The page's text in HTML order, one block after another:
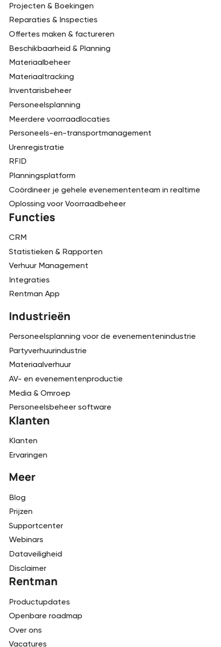
Projecten & Boekingen
Reparaties & Inspecties
Offertes maken & factureren
Beschikbaarheid & Planning
Materiaalbeheer
Materiaaltracking
Inventarisbeheer
Personeelsplanning
Meerdere voorraadlocaties
Personeels-en-transportmanagement
Urenregistratie
RFID
Planningsplatform
Coördineer je gehele evenemententeam in realtime
Oplossing voor Voorraadbeheer
Functies
CRM
Statistieken & Rapporten
Verhuur Management
Integraties
Rentman App
Industrieën
Personeelsplanning voor de evenementenindustrie
Partyverhuurindustrie
Materiaalverhuur
AV- en evenementenproductie
Media & Omroep
Personeelsbeheer software
Klanten
Klanten
Ervaringen
Meer
Blog
Prijzen
Supportcenter
Webinars
Dataveiligheid
Disclaimer
Rentman
Productupdates
Openbare roadmap
Over ons
Vacatures